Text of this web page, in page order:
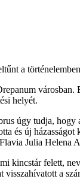
a
helyét.
úgy tudja,
és új
Julia Helena
kincstár felett,
visszahívatott a